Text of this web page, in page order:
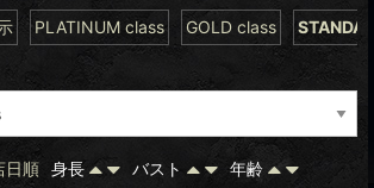
PLATINUM class GOLD class
日順 身長 バスト 年齢